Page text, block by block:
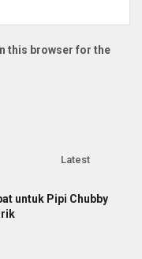
this browser for the
Latest
untuk Pipi Chubby